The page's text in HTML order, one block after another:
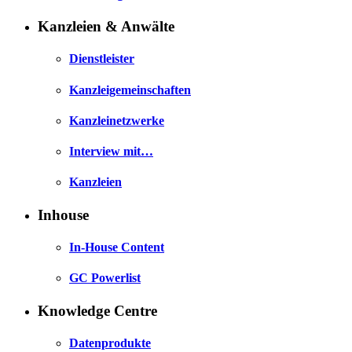
Kanzleien & Anwälte
Dienstleister
Kanzleigemeinschaften
Kanzleinetzwerke
Interview mit…
Kanzleien
Inhouse
In-House Content
GC Powerlist
Knowledge Centre
Datenprodukte